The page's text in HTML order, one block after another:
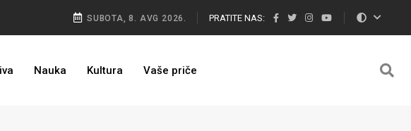
SUBOTA, 8. AVG 2026. PRATITE NAS:
Nauka Kultura Vaše priče